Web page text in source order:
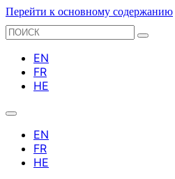
Перейти к основному содержанию
Поиск